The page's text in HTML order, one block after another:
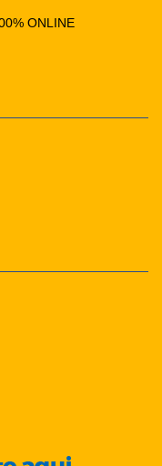
ONLINE